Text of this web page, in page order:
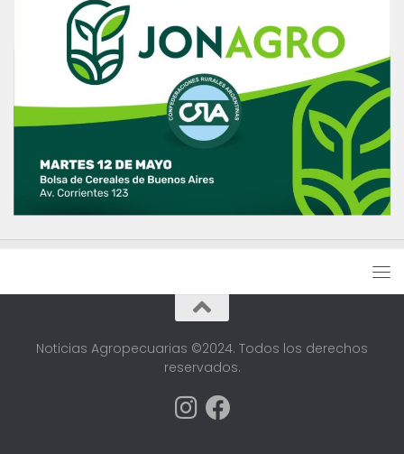
Noticias Agropecuarias ©2024. Todos los derechos
reservados.